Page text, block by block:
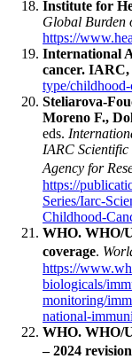
Institute for
Global Burden
https://
International
cancer.
type/childhood-
Steliarova-
Moreno F.,
eds.
IARC
Agency for
https://
Series/Iarc-
Childhood-
WHO. WHO/
coverage.
https://
biologicals/
monitoring/
national-
WHO. WHO/
– 2024